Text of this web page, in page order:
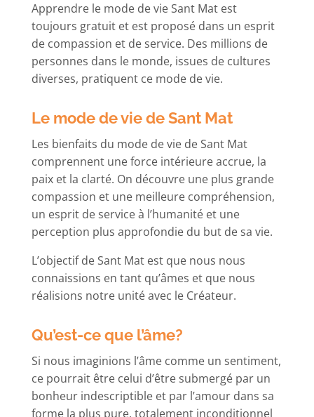
Apprendre le mode de vie Sant Mat est
toujours gratuit et est proposé dans un esprit
de compassion et de service. Des millions de
personnes dans le monde, issues de cultures
diverses, pratiquent ce mode de vie.
Le mode de vie de Sant Mat
Les bienfaits du mode de vie de Sant Mat
comprennent une force intérieure accrue, la
paix et la clarté. On découvre une plus grande
compassion et une meilleure compréhension,
un esprit de service à l’humanité et une
perception plus approfondie du but de sa vie.
L’objectif de Sant Mat est que nous nous
connaissions en tant qu’âmes et que nous
réalisions notre unité avec le Créateur.
Qu’est-ce que l’âme?
Si nous imaginions l’âme comme un sentiment,
ce pourrait être celui d’être submergé par un
bonheur indescriptible et par l’amour dans sa
forme la plus pure, totalement inconditionnel